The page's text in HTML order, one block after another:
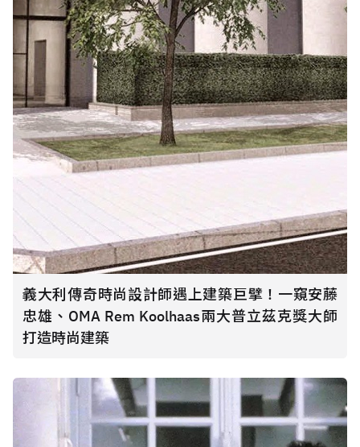
義大利傳奇時尚設計師遇上建築巨擘！一窺安藤
忠雄、OMA Rem Koolhaas兩大普立茲克獎大師
打造時尚建築